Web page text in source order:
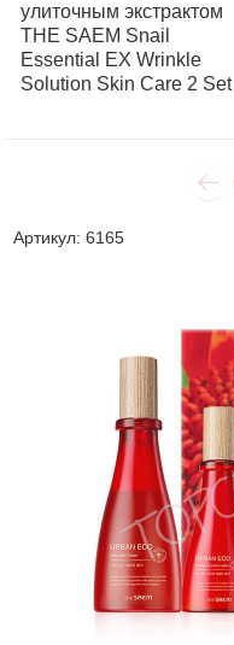
улиточным экстрактом
THE SAEM Snail
Essential EX Wrinkle
Solution Skin Care 2 Set
Артикул:6165